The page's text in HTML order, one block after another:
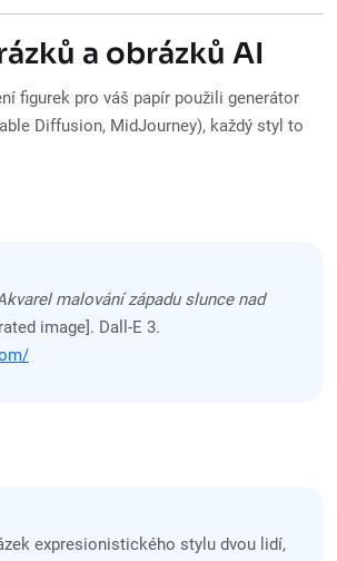
a obrázků AI
figurek pro váš papír použili generátor
Diffusion, MidJourney), každý styl to
malování západu slunce nad
image]. Dall-E 3.
expresionistického stylu dvou lidí,